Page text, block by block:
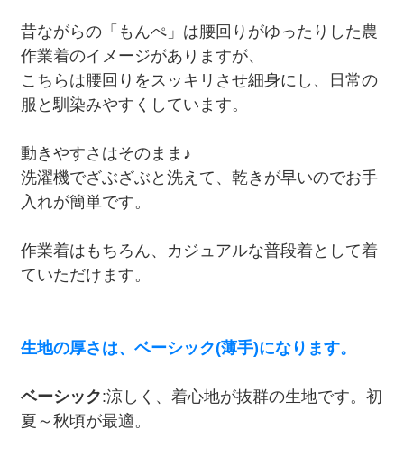
昔ながらの「もんぺ」は腰回りがゆったりした農
作業着のイメージがありますが、
こちらは腰回りをスッキリさせ細身にし、日常の
服と馴染みやすくしています。
動きやすさはそのまま♪
洗濯機でざぶざぶと洗えて、乾きが早いのでお手
入れが簡単です。
作業着はもちろん、カジュアルな普段着として着
ていただけます。
生地の厚さは、ベーシック(薄手)になります。
ベーシック:涼しく、着心地が抜群の生地です。初
夏～秋頃が最適。